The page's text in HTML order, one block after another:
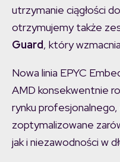
utrzymanie ciągłości
otrzymujemy także
Guard, który
Nowa linia EPYC
AMD konsekwentnie
rynku
zoptymalizowane
jak i niezawodności w